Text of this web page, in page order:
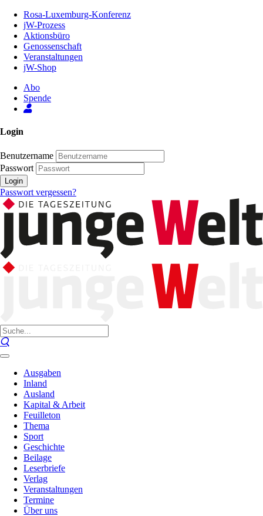
Inhalt
Seite
Rosa-Luxemburg-Konferenz
jW-Prozess
Aktionsbüro
Genossenschaft
Veranstaltungen
jW-Shop
Abo
Spende
Login
Benutzername
Passwort
Login
Passwort vergessen?
Ausgaben
Inland
Ausland
Kapital & Arbeit
Feuilleton
Thema
Sport
Geschichte
Beilage
Leserbriefe
Verlag
Veranstaltungen
Termine
Über uns